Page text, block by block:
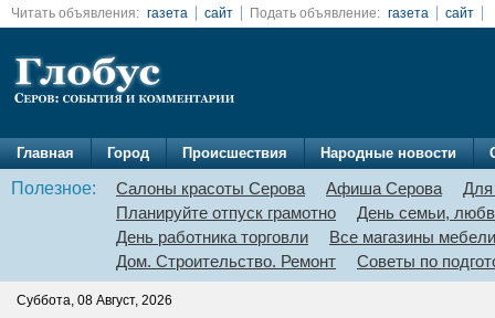
Читать объявления: газета сайт Подать объявление: газета сайт
Главная Город Происшествия Народные новости
Полезное: Салоны красоты Серова Афиша Серова
Для
Планируйте отпуск грамотно
День семьи,
День работника торговли
Все магазины мебели
Дом. Строительство. Ремонт
Советы по
Суббота, 08 Август, 2026